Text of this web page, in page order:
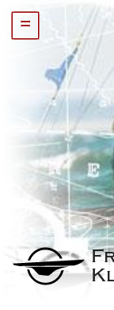
=